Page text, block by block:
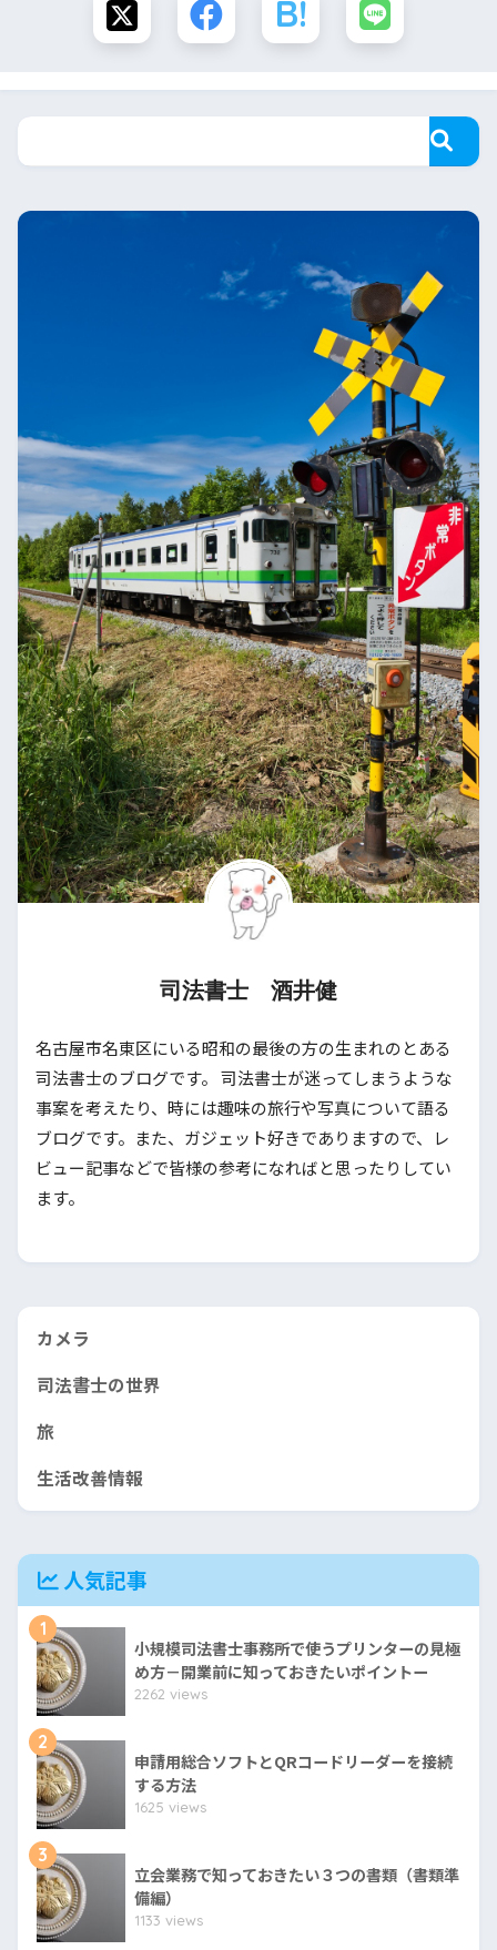
司法書士 酒井健
名古屋市名東区にいる昭和の最後の方の生まれのとある
司法書士のブログです。 司法書士が迷ってしまうような
事案を考えたり、時には趣味の旅行や写真について語る
ブログです。また、ガジェット好きでありますので、レ
ビュー記事などで皆様の参考になればと思ったりしてい
ます。
カメラ
司法書士の世界
旅
生活改善情報
人気記事
1
小規模司法書士事務所で使うプリンターの見極
め方－開業前に知っておきたいポイントー
2262 views
2
申請用総合ソフトとQRコードリーダーを接続
する方法
1625 views
3
立会業務で知っておきたい３つの書類（書類準
備編）
1133 views